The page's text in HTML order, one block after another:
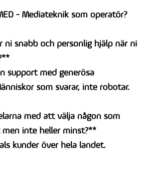
- Mediateknik som operatör?
ni snabb och personlig hjälp när ni
support med generösa
som svarar, inte robotar.
med att välja någon som
inte heller minst?**
kunder över hela landet.